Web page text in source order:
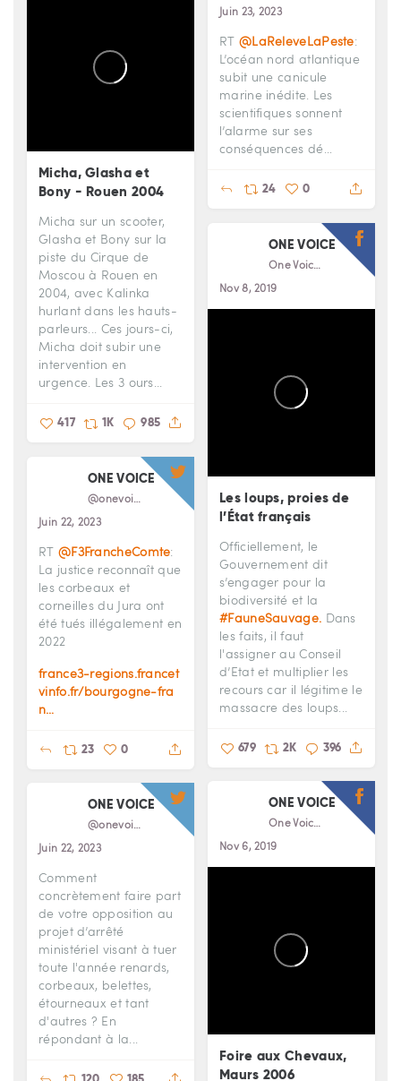
Micha, Glasha et
Bony - Rouen 2004
Micha sur un scooter,
Glasha et Bony sur la
piste du Cirque de
Moscou à Rouen en
2004, avec Kalinka
hurlant dans les hauts-
parleurs... Ces jours-ci,
Micha doit subir une
intervention en
urgence. Les 3 ours...
417 1K 985
Juin 23, 2023
RT @LaReleveLaPeste:
L’océan nord atlantique
subit une canicule
marine inédite. Les
scientifiques sonnent
l’alarme sur ses
conséquences dé…
24 0
ONE VOICE
One Voice
Nov 8, 2019
Les loups, proies de
l’État français
Officiellement, le
Gouvernement dit
s’engager pour la
biodiversité et la
#FauneSauvage. Dans
les faits, il faut
l'assigner au Conseil
d’Etat et multiplier les
recours car il légitime le
massacre des loups...
679 2K 396
ONE VOICE
@onevoiceanimal
Juin 22, 2023
RT @F3FrancheComte:
La justice reconnaît que
les corbeaux et
corneilles du Jura ont
été tués illégalement en
2022
france3-regions.francet
vinfo.fr/bourgogne-fra
n…
23 0
ONE VOICE
One Voice
Nov 6, 2019
Foire aux Chevaux,
Maurs 2006
ONE VOICE
@onevoiceanimal
Juin 22, 2023
Comment
concrètement faire part
de votre opposition au
projet d’arrêté
ministériel visant à tuer
toute l'année renards,
corbeaux, belettes,
étourneaux et tant
d'autres ? En
répondant à la...